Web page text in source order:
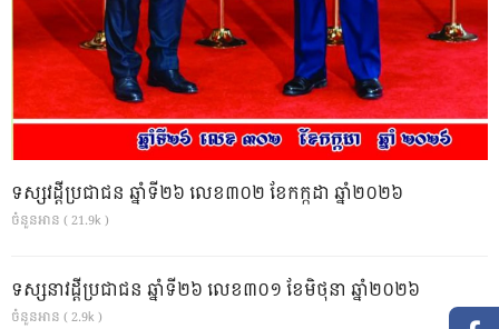
ទស្សវដ្តីប្រជាជន ឆ្នាំទី២៦ លេខ៣០២ ខែកក្កដា ឆ្នាំ២០២៦
ចំនួនអាន ( 21.9k )
ទស្សនាវដ្ដីប្រជាជន ឆ្នាំទី២៦ លេខ៣០១ ខែមិថុនា ឆ្នាំ២០២៦
ចំនួនអាន ( 2.9k )